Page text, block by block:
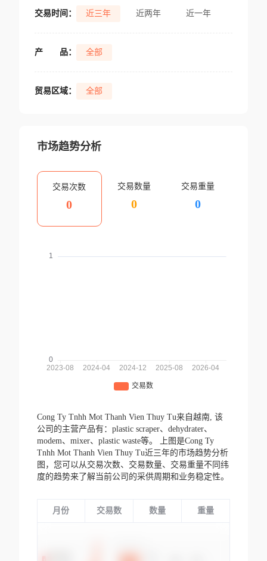
交易时间： 近三年 近两年 近一年
产 品： 全部
贸易区域： 全部
市场趋势分析
交易次数
0
交易数量
0
交易重量
0
Cong Ty Tnhh Mot Thanh Vien Thuy Tu来自越南, 该
公司的主营产品有：plastic scraper、dehydrater、
modem、mixer、plastic waste等。
上图是Cong Ty
Tnhh Mot Thanh Vien Thuy Tu近三年的市场趋势分析
图，您可以从交易次数、交易数量、交易重量不同纬
度的趋势来了解当前公司的采供周期和业务稳定性。
月份 交易数 数量 重量